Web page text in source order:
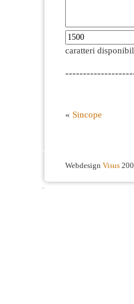
caratteri
« Sincope
Webdesign Visus